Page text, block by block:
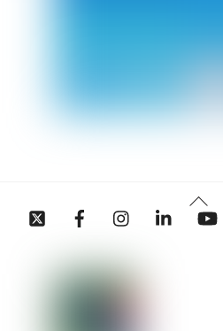
Back
To
Twitter Facebook InstagramLinkedin